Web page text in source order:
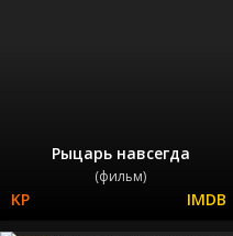
Рыцарь навсегда
(фильм)